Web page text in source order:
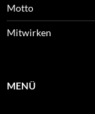
Motto
Mitwirken
MENÜ